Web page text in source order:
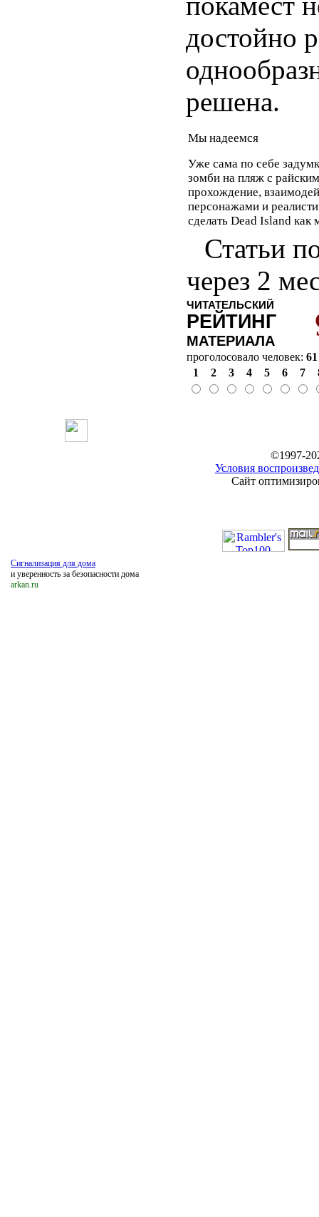
достойно
решена.
Мы надеемся
Уже сама по себе
зомби на пляж с
прохождение,
персонажами и
сделать Dead Island
Статьи
через 2
ЧИТАТЕЛЬСКИЙ
РЕЙТИНГ
МАТЕРИАЛА
проголосовало человек: 61
1
2 3 4 5 6 7
©1997-
Условия
Сайт
Сигнализация для дома
и уверенность за безопасности дома
arkan.ru